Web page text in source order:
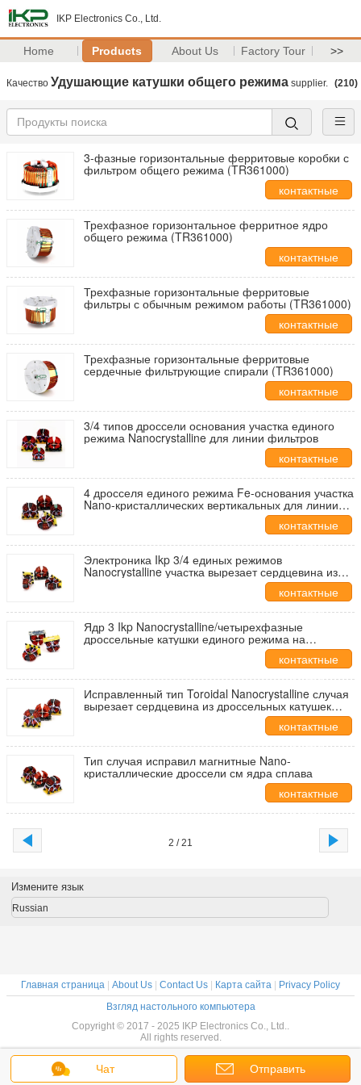
IKP Electronics Co., Ltd.
Home Products About Us Factory Tour >>
Качество Удушающие катушки общего режима supplier. (210)
3-фазные горизонтальные ферритовые коробки с
фильтром общего режима (TR361000)
контактные
данные
Трехфазное горизонтальное ферритное ядро
общего режима (TR361000)
контактные
данные
Трехфазные горизонтальные ферритовые
фильтры с обычным режимом работы (TR361000)
контактные
данные
Трехфазные горизонтальные ферритовые
сердечные фильтрующие спирали (TR361000)
контактные
данные
3/4 типов дроссели основания участка единого
режима Nanocrystalline для линии фильтров
контактные
данные
4 дросселя единого режима Fe-основания участка
Nano-кристаллических вертикальных для линии
контактные
данные
Электроника Ikp 3/4 единых режимов
Nanocrystalline участка вырезает сердцевина из
дроссельных катушек с различным размером
контактные
данные
Ядр 3 Ikp Nanocrystalline/четырехфазные
дроссельные катушки единого режима на
контактные
данные
Исправленный тип Toroidal Nanocrystalline случая
вырезает сердцевина из дроссельных катушек
контактные
данные
Тип случая исправил магнитные Nano-
кристаллические дроссели см ядра сплава
контактные
данные
2 / 21
Чат Отправить
Измените язык
Russian
Главная страница About Us Contact Us Карта сайта
Privacy Policy
Взгляд настольного компьютера
Copyright © 2017 - 2025 IKP Electronics Co., Ltd..
All rights reserved.